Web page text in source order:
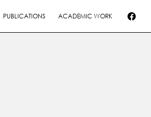
PUBLICATIONS ACADEMIC WORK